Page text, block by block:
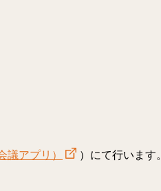
アプリ） ）にて行います。